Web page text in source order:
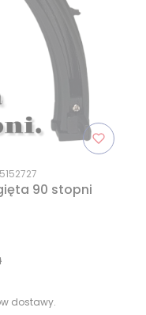
90 stopni
dostawy.